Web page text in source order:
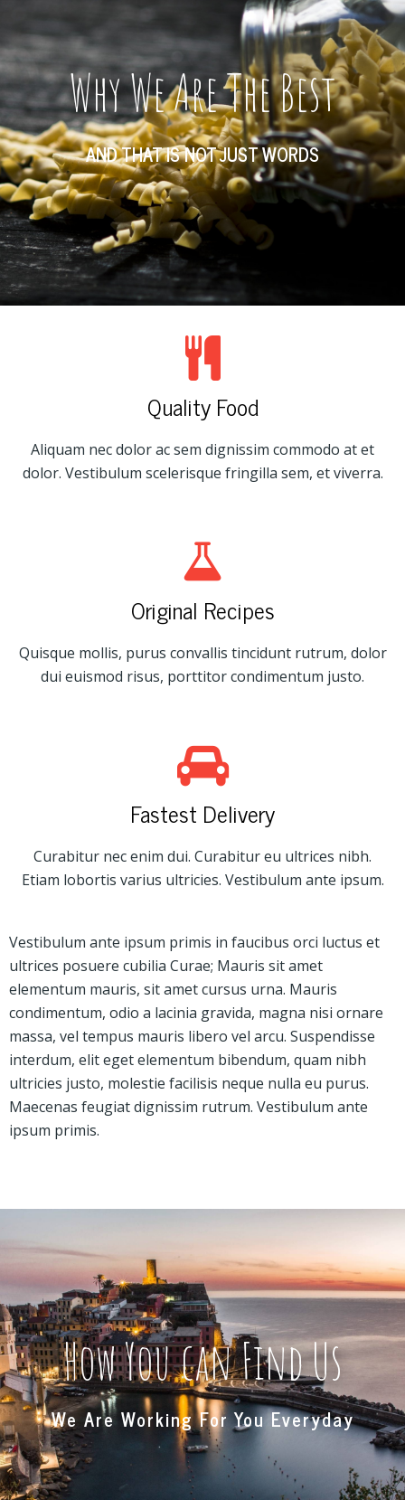
Why We Are The Best
AND THAT IS NOT JUST WORDS
Quality Food
Aliquam nec dolor ac sem dignissim commodo at et
dolor. Vestibulum scelerisque fringilla sem, et viverra.
Original Recipes
Quisque mollis, purus convallis tincidunt rutrum, dolor
dui euismod risus, porttitor condimentum justo.
Fastest Delivery
Curabitur nec enim dui. Curabitur eu ultrices nibh.
Etiam lobortis varius ultricies. Vestibulum ante ipsum.
Vestibulum ante ipsum primis in faucibus orci luctus et
ultrices posuere cubilia Curae; Mauris sit amet
elementum mauris, sit amet cursus urna. Mauris
condimentum, odio a lacinia gravida, magna nisi ornare
massa, vel tempus mauris libero vel arcu. Suspendisse
interdum, elit eget elementum bibendum, quam nibh
ultricies justo, molestie facilisis neque nulla eu purus.
Maecenas feugiat dignissim rutrum. Vestibulum ante
ipsum primis.
How You can Find Us
We Are Working For You Everyday